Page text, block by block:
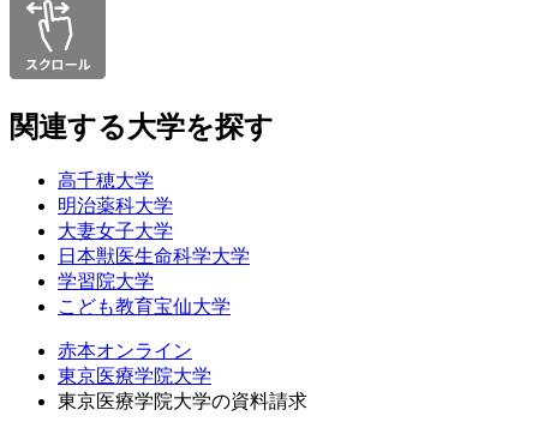
関連する大学を探す
高千穂大学
明治薬科大学
大妻女子大学
日本獣医生命科学大学
学習院大学
こども教育宝仙大学
赤本オンライン
東京医療学院大学
東京医療学院大学の資料請求